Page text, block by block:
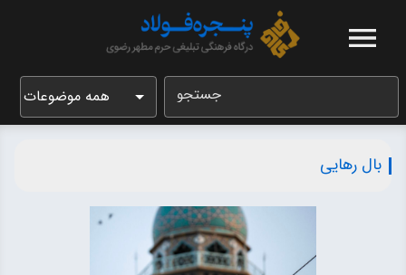
جستجو همه موضوعات
بال رهایی